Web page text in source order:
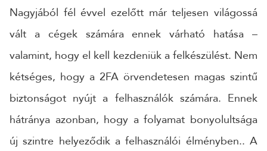
Nagyjából fél évvel ezelőtt már teljesen világossá
vált a cégek számára ennek várható hatása –
valamint, hogy el kell kezdeniük a felkészülést. Nem
kétséges, hogy a 2FA örvendetesen magas szintű
biztonságot nyújt a felhasználók számára. Ennek
hátránya azonban, hogy a folyamat bonyolultsága
új szintre helyeződik a felhasználói élményben.. A